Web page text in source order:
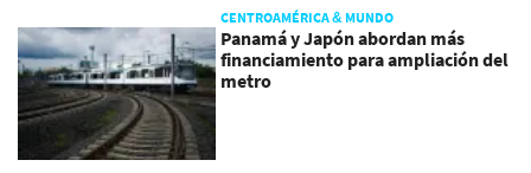
CENTROAMÉRICA & MUNDO
Panamá y Japón abordan más
financiamiento para ampliación del
metro